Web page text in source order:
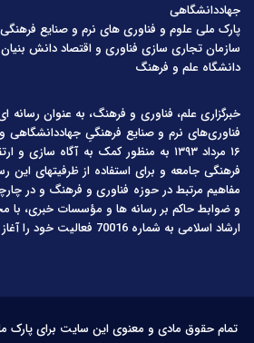
جهاددانشگاهی
پارک ملی علوم و فناوری های نرم و صنایع فرهنگی
سازمان تجاری سازی فناوری و اقتصاد دانش
دانشگاه علم و فرهنگ
خبرگزاری علم، فناوری و فرهنگ، به عنوان رسانه
فناوری‌های نرم و صنایع فرهنگیِ جهاددانشگاهی
۱۶ مرداد ۱۳۹۳ به منظور کمک به آگاه
فرهنگی جامعه و برای استفاده از ظرفیتهای
مفاهیم مرتبط در حوزه فناوری و فرهنگ و در
و ضوابط حاکم بر رسانه ها و مؤسسات خبری، با
ارشاد اسلامی به شماره 70016 فعالیت خود را آغاز کرده است.
تمام حقوق مادی و معنوی این سایت برای پارک